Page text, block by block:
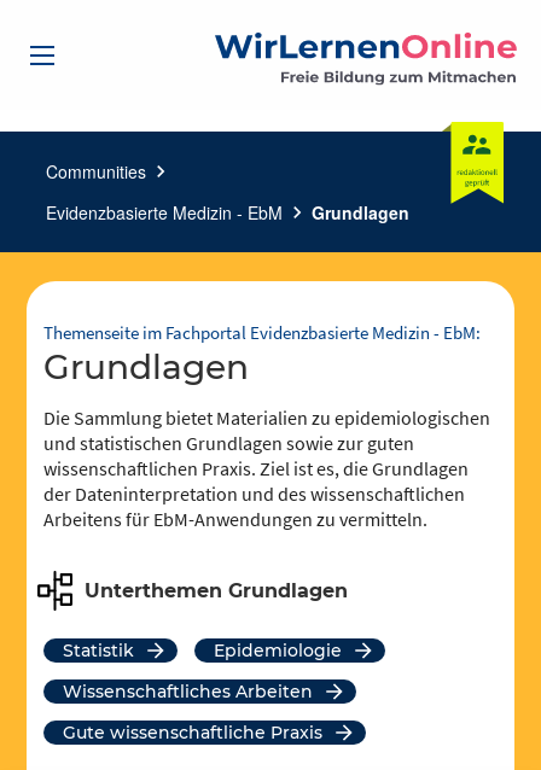
Communities chevron_right
Evidenzbasierte Medizin - EbM chevron_right Grundlagen
Themenseite im Fachportal Evidenzbasierte Medizin - EbM:
Grundlagen
Die Sammlung bietet Materialien zu epidemiologischen
und statistischen Grundlagen sowie zur guten
wissenschaftlichen Praxis. Ziel ist es, die Grundlagen
der Dateninterpretation und des wissenschaftlichen
Arbeitens für EbM-Anwendungen zu vermitteln.
Unterthemen Grundlagen
Statistik
Epidemiologie
Wissenschaftliches Arbeiten
Gute wissenschaftliche Praxis